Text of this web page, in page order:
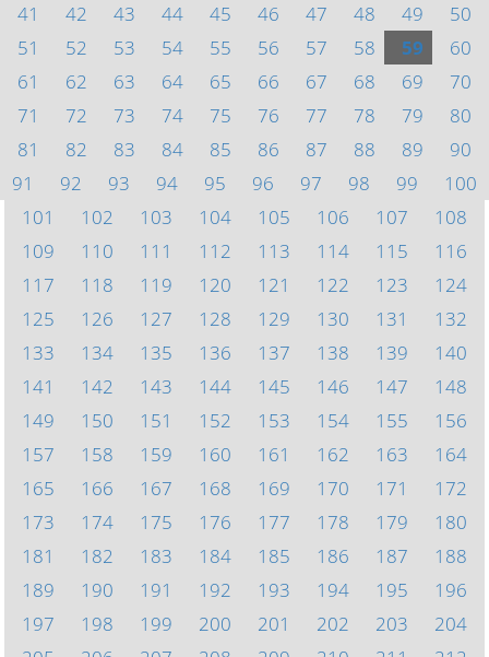
41
42 43 44 45 46 47 48 49
50
51
52 53 54 55 56 57 58 59
60
61
62 63 64 65 66 67 68 69
70
71
72 73 74 75 76 77 78 79
80
81
82 83 84 85 86 87 88 89
90
91
92 93 94 95 96 97 98 99
100
101
102 103 104 105 106 107
108
109
110 111 112 113 114 115
116
117
118 119 120 121 122 123
124
125
126 127 128 129 130 131
132
133
134 135 136 137 138 139
140
141
142 143 144 145 146 147
148
149
150 151 152 153 154 155
156
157
158 159 160 161 162 163
164
165
166 167 168 169 170 171
172
173
174 175 176 177 178 179
180
181
182 183 184 185 186 187
188
189
190 191 192 193 194 195
196
197
198 199 200 201 202 203
204